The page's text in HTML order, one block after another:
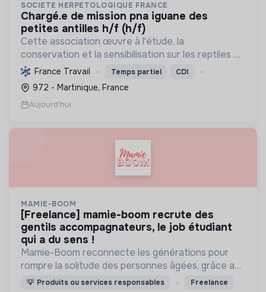
SOCIETE HERPETOLOGIQUE FRANCE
chargé.e de mission pna iguane des
petites antilles h/f (h/f)
Cette association œuvre à l'étude, la
conservation et la sensibilisation sur les reptiles et
amphibiens. Elle protège ces espèces et leurs
habitats, améliore les connaissances scientifiques
et promeut...
France Travail Temps partiel CDI
972 - Martinique, France
Aujourd'hui
MAMIE-BOOM
[freelance] mamie-boom recrute des
gentils accompagnateurs, le job étudiant
qui a du sens !
Mamie-Boom reconnecte les générations pour
rompre la solitude des personnes âgées, grâce aux
visites d'étudiants chaque semaine.
💡 Produits ou services responsables Freelance